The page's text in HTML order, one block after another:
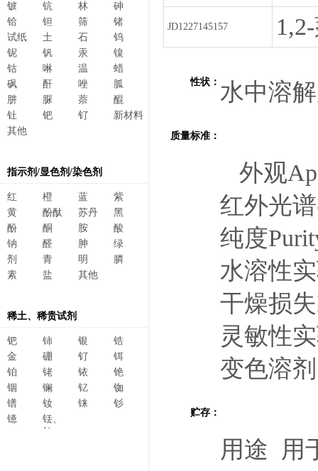
铍
钪 林
砷
铪
钽 筛
锗
试纸
土 石
钨
铌
钒 汞
镍
钴
啉 温
蜡
砜
酐 唑
胍
肼
脲 萘
醌
钍
钯 钌
新材料
其他
指示剂/显色剂/染色剂
红 橙 蓝
紫
黄
酚酞 苏丹
黑
酚
酮 胺
酸
钠
醛 胂
绿
剂
青 明
膦
素
盐 其他
稀土、稀贵试剂
钯 铈 银
锆
金
硼 钌
铒
铂
铑 铱
铯
铟
镧 钇
铷
镨
钕 铼
钐
镱
铥、
钆、
JD1227145157
性状： 水中溶
质量标准：
外观
红外光
纯度
水溶性
干燥
灵敏
变色溶
贮存：
用途 用